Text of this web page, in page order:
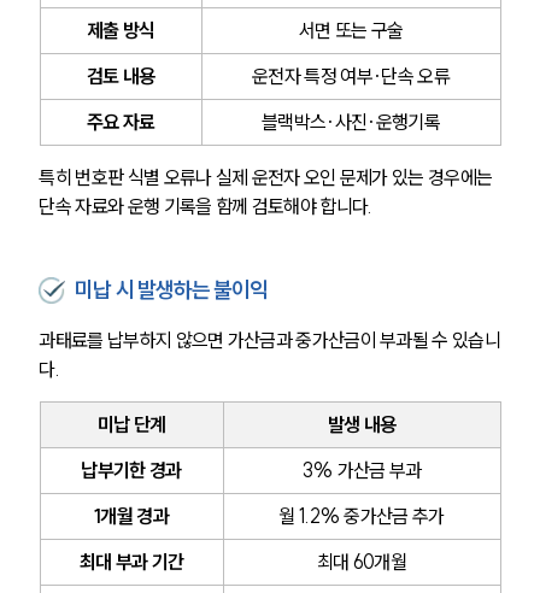
제출 방식
서면 또는 구술
검토 내용
운전자 특정 여부·단속 오류
주요 자료
블랙박스·사진·운행기록
특히 번호판 식별 오류나 실제 운전자 오인 문제가 있는 경우에는
단속 자료와 운행 기록을 함께 검토해야 합니다.
미납 시 발생하는 불이익
과태료를 납부하지 않으면 가산금과 중가산금이 부과될 수 있습니
다.
미납 단계
발생 내용
납부기한 경과
3% 가산금 부과
1개월 경과
월 1.2% 중가산금 추가
최대 부과 기간
최대 60개월